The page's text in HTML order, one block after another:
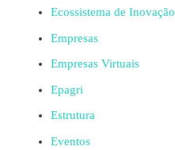
Ecossistema de Inovação
Empresas
Empresas Virtuais
Epagri
Estrutura
Eventos